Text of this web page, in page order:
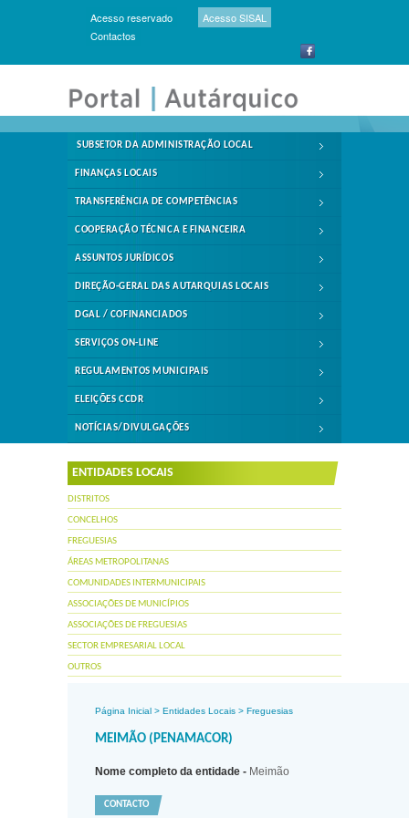
Acesso reservado
Acesso SISAL
Contactos
SUBSETOR DA ADMINISTRAÇÃO LOCAL
FINANÇAS LOCAIS
TRANSFERÊNCIA DE COMPETÊNCIAS
COOPERAÇÃO TÉCNICA E FINANCEIRA
ASSUNTOS JURÍDICOS
DIREÇÃO-GERAL DAS AUTARQUIAS LOCAIS
DGAL / COFINANCIADOS
SERVIÇOS ON-LINE
REGULAMENTOS MUNICIPAIS
ELEIÇÕES CCDR
NOTÍCIAS/DIVULGAÇÕES
ENTIDADES LOCAIS
DISTRITOS
CONCELHOS
FREGUESIAS
ÁREAS METROPOLITANAS
COMUNIDADES INTERMUNICIPAIS
ASSOCIAÇÕES DE MUNICÍPIOS
ASSOCIAÇÕES DE FREGUESIAS
SECTOR EMPRESARIAL LOCAL
OUTROS
Página Inicial > Entidades Locais > Freguesias
MEIMÃO (PENAMACOR)
Nome completo da entidade - Meimão
CONTACTO